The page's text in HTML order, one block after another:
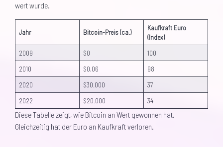
wert wurde.
Jahr Bitcoin-Preis (ca.)
Kaufkraft Euro
(Index)
2009
$0
100
2010
$0,06
98
2020
$30.000
37
2022
$20.000 34
Diese Tabelle zeigt, wie Bitcoin an Wert gewonnen hat.
Gleichzeitig hat der Euro an Kaufkraft verloren.